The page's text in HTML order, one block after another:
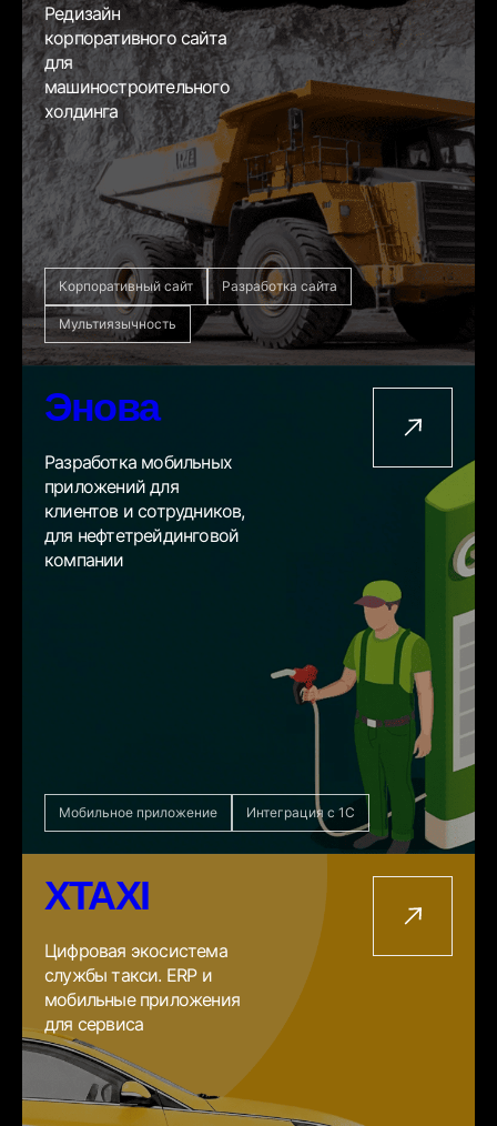
Редизайн
корпоративного сайта
для
машиностроительного
холдинга
Корпоративный сайт Разработка сайта
Мультиязычность
Энова
Разработка мобильных
приложений для
клиентов и сотрудников,
для нефтетрейдинговой
компании
Мобильное приложение Интеграция с 1С
XTAXI
Цифровая экосистема
службы такси. ERP и
мобильные приложения
для сервиса